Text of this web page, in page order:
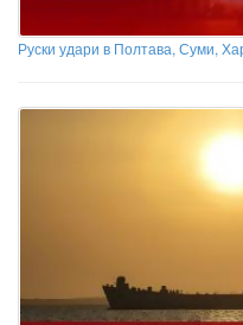
Руски удари в Полтава, Суми,